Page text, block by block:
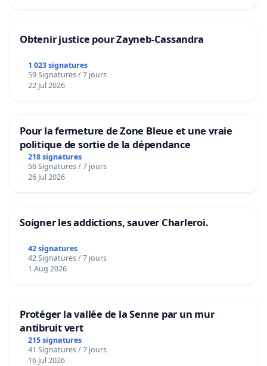
Obtenir justice pour Zayneb-Cassandra
1 023 signatures
59 Signatures / 7 jours
22 Jul 2026
Pour la fermeture de Zone Bleue et une vraie
politique de sortie de la dépendance
218 signatures
56 Signatures / 7 jours
26 Jul 2026
Soigner les addictions, sauver Charleroi.
42 signatures
42 Signatures / 7 jours
1 Aug 2026
Protéger la vallée de la Senne par un mur
antibruit vert
215 signatures
41 Signatures / 7 jours
16 Jul 2026